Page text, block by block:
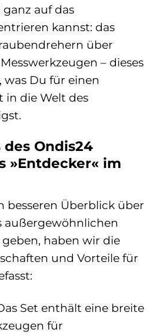
auf das
kannst: das
über
– dieses
was Du für einen
in die Welt des
Ondis24
»Entdecker« im
besseren Überblick über
außergewöhnlichen
haben wir die
und Vorteile für
Set enthält eine breite
für